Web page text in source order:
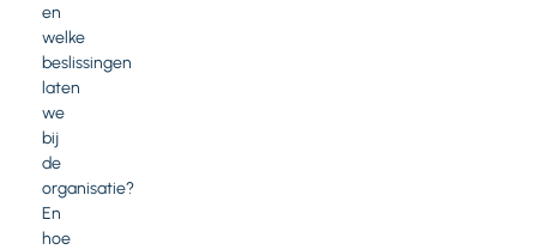
en
welke
beslissingen
laten
we
bij
de
organisatie?
En
hoe